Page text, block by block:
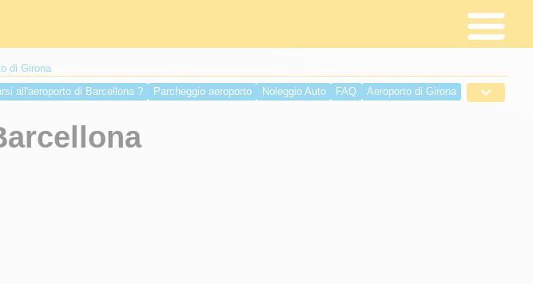
di Girona
all'aeroporto di Barcellona ? Parcheggio aeroporto Noleggio Auto FAQ
Aeroporto di Girona